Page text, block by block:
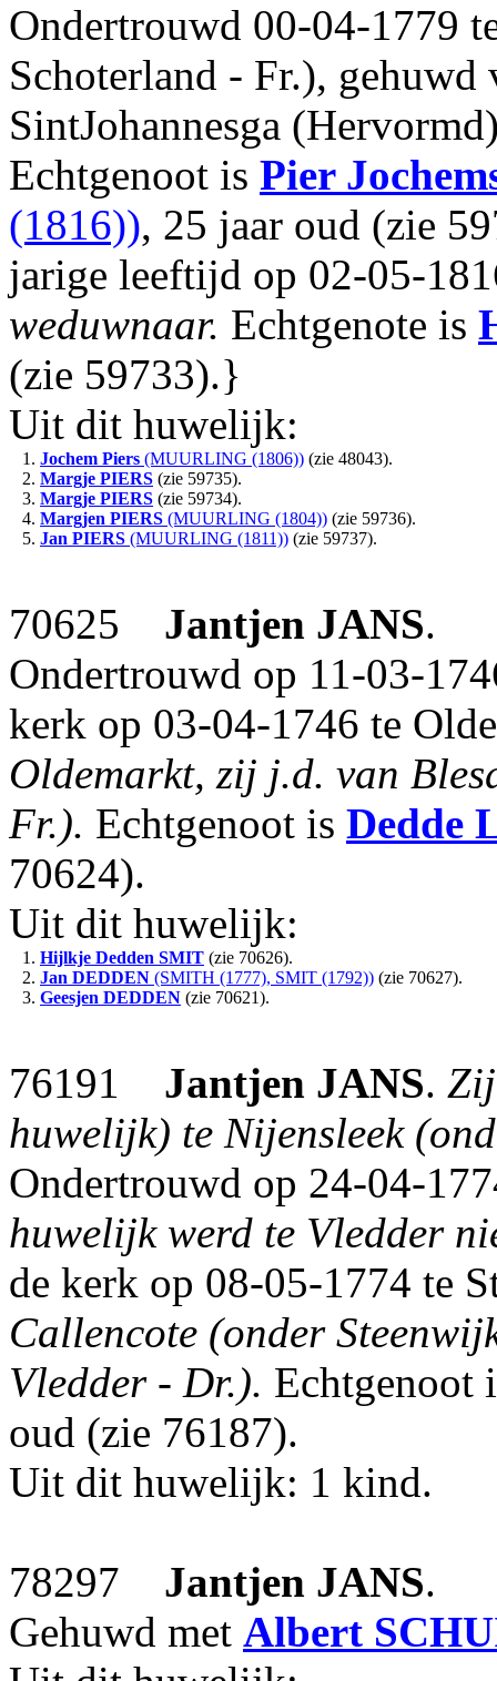
Ondertrouwd 00-04-1779
Schoterland - Fr.),
SintJohannesga
Echtgenoot is Pier
(1816)), 25 jaar oud (zie
jarige leeftijd op 02-05-
weduwnaar. Echtgenote is
(zie 59733).}
Uit dit huwelijk:
1. Jochem Piers (MUURLING (1806)) (zie 48043).
2. Margje PIERS (zie 59735).
3. Margje PIERS (zie 59734).
4. Margjen PIERS (MUURLING (1804)) (zie 59736).
5. Jan PIERS (MUURLING (1811)) (zie 59737).
70625 Jantjen JANS.
Ondertrouwd op 11-03-
kerk op 03-04-1746 te
Oldemarkt, zij j.d. van
Fr.). Echtgenoot is Dedde
70624).
Uit dit huwelijk:
1. Hijlkje Dedden SMIT (zie 70626).
2. Jan DEDDEN (SMITH (1777), SMIT (1792)) (zie 70627).
3. Geesjen DEDDEN (zie 70621).
76191 Jantjen JANS.
huwelijk) te Nijensleek
Ondertrouwd op 24-04-
huwelijk werd te Vledder
de kerk op 08-05-1774 te
Callencote (onder
Vledder - Dr.). Echtgenoot
oud (zie 76187).
Uit dit huwelijk: 1 kind.
78297 Jantjen JANS.
Gehuwd met Albert